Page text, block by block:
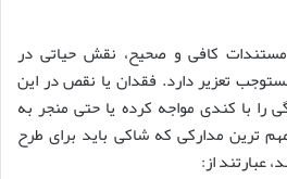
کافی و صحیح، نقش حیاتی در
تعزیر دارد. فقدان یا نقص در این
را با کندی مواجه کرده یا حتی منجر به
ترین مدارکی که شاکی باید برای طرح
عبارتند از: